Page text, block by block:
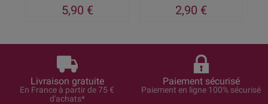
5,90 € 2,90 €
Livraison gratuite
En France à partir de 75 €
d'achats*
Paiement sécurisé
Paiement en ligne 100% sécurisé